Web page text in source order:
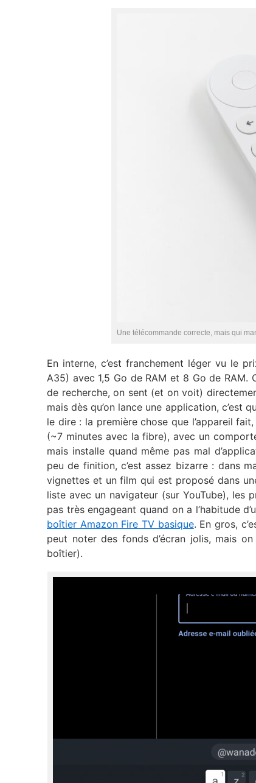
Une télécommande correcte, mais qui
En interne, c’est franchement léger vu le
A35) avec 1,5 Go de RAM et 8 Go de
de recherche, on sent (et on voit)
mais dès qu’on lance une application, c’est
le dire : la première chose que l’appareil
(~7 minutes avec la fibre), avec un
mais installe quand même pas mal
peu de finition, c’est assez bizarre : dans
vignettes et un film qui est proposé dans
liste avec un navigateur (sur YouTube), les
pas très engageant quand on a l’habitude
boîtier Amazon Fire TV basique. En gros,
peut noter des fonds d’écran jolis, mais
boîtier).